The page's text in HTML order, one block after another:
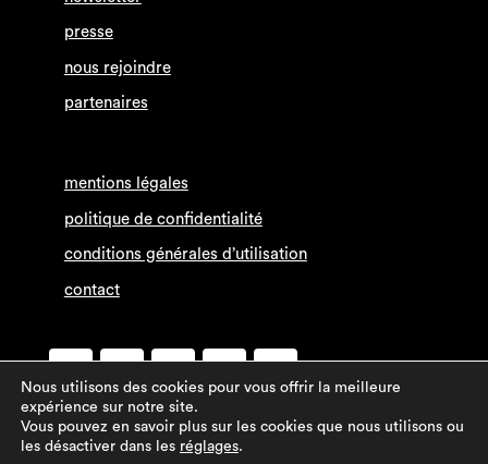
presse
nous rejoindre
partenaires
mentions légales
politique de confidentialité
conditions générales d’utilisation
contact
Nous utilisons des cookies pour vous offrir la meilleure
expérience sur notre site.
Vous pouvez en savoir plus sur les cookies que nous utilisons ou
les désactiver dans les réglages.